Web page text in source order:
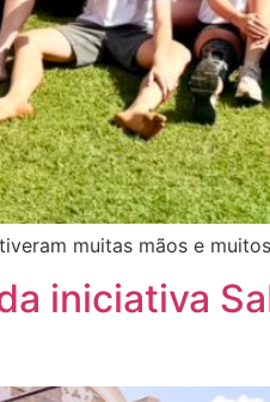
muitas mãos e
iniciativa